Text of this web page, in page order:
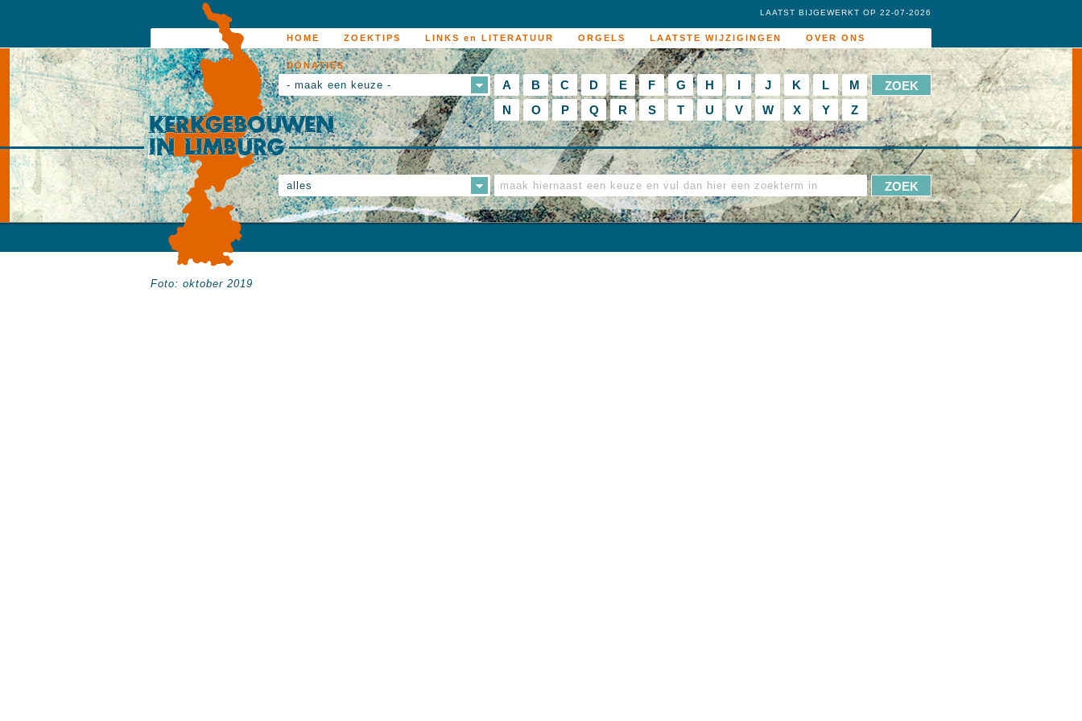
HOME ZOEKTIPS LINKS en LITERATUUR ORGELS LAATSTE WIJZIGINGEN OVER ONS
DONATIES
LAATST BIJGEWERKT OP 22-07-2026
- maak een keuze - A B C D E F G H I J K L
M
N
O P Q R S T U V W X Y Z
alles
Foto: oktober 2019